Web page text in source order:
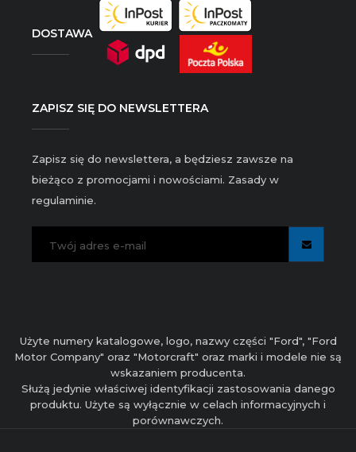
DOSTAWA
ZAPISZ SIĘ DO NEWSLETTERA
Zapisz się do newslettera, a będziesz zawsze na
bieżąco z promocjami i nowościami. Zasady w
regulaminie.
Użyte numery katalogowe, logo, nazwy części "Ford", "Ford
Motor Company" oraz "Motorcraft" oraz marki i modele nie są
wskazaniem producenta.
Służą jedynie właściwej identyfikacji zastosowania danego
produktu. Użyte są wyłącznie w celach informacyjnych i
porównawczych.